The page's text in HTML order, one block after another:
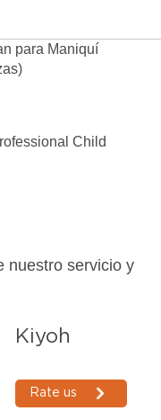
para Maniquí
Child
nuestro servicio y